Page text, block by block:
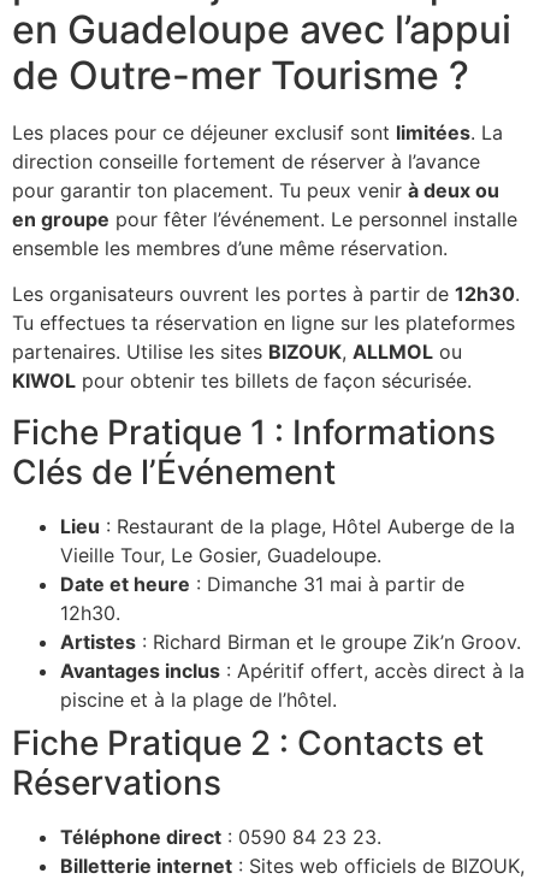
en Guadeloupe avec l’appui
de Outre-mer Tourisme ?
Les places pour ce déjeuner exclusif sont limitées. La
direction conseille fortement de réserver à l’avance
pour garantir ton placement. Tu peux venir à deux ou
en groupe pour fêter l’événement. Le personnel installe
ensemble les membres d’une même réservation.
Les organisateurs ouvrent les portes à partir de 12h30.
Tu effectues ta réservation en ligne sur les plateformes
partenaires. Utilise les sites BIZOUK, ALLMOL ou
KIWOL pour obtenir tes billets de façon sécurisée.
Fiche Pratique 1 : Informations
Clés de l’Événement
Lieu : Restaurant de la plage, Hôtel Auberge de la
Vieille Tour, Le Gosier, Guadeloupe.
Date et heure : Dimanche 31 mai à partir de
12h30.
Artistes : Richard Birman et le groupe Zik’n Groov.
Avantages inclus : Apéritif offert, accès direct à la
piscine et à la plage de l’hôtel.
Fiche Pratique 2 : Contacts et
Réservations
Téléphone direct : 0590 84 23 23.
Billetterie internet : Sites web officiels de BIZOUK,